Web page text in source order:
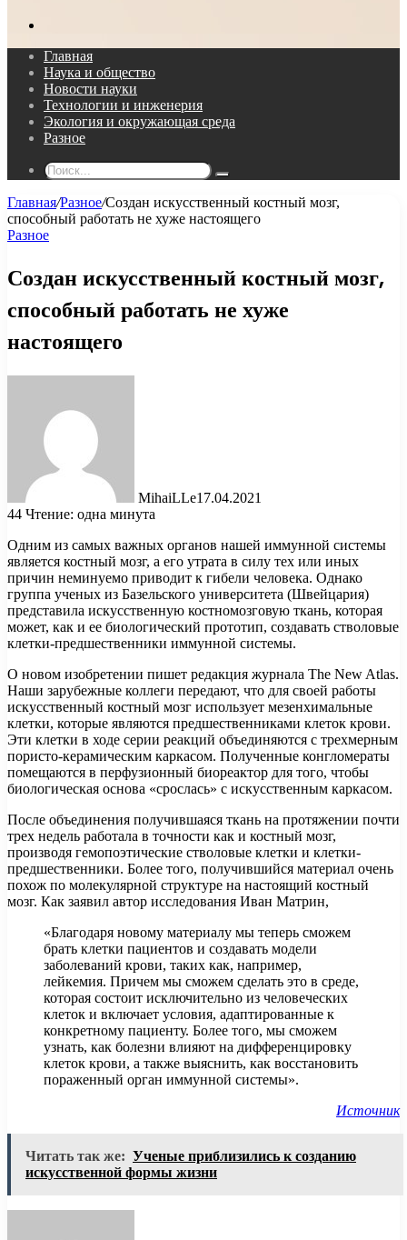
Главная
Наука и общество
Новости науки
Технологии и инженерия
Экология и окружающая среда
Разное
Поиск...
Главная/Разное/Создан искусственный костный мозг,
способный работать не хуже настоящего
Разное
Создан искусственный костный мозг,
способный работать не хуже
настоящего
MihaiLLe17.04.2021
44 Чтение: одна минута
Одним из самых важных органов нашей иммунной системы
является костный мозг, а его утрата в силу тех или иных
причин неминуемо приводит к гибели человека. Однако
группа ученых из Базельского университета (Швейцария)
представила искусственную костномозговую ткань, которая
может, как и ее биологический прототип, создавать стволовые
клетки-предшественники иммунной системы.
О новом изобретении пишет редакция журнала The New Atlas.
Наши зарубежные коллеги передают, что для своей работы
искусственный костный мозг использует мезенхимальные
клетки, которые являются предшественниками клеток крови.
Эти клетки в ходе серии реакций объединяются с трехмерным
пористо-керамическим каркасом. Полученные конгломераты
помещаются в перфузионный биореактор для того, чтобы
биологическая основа «срослась» с искусственным каркасом.
После объединения получившаяся ткань на протяжении почти
трех недель работала в точности как и костный мозг,
производя гемопоэтические стволовые клетки и клетки-
предшественники. Более того, получившийся материал очень
похож по молекулярной структуре на настоящий костный
мозг. Как заявил автор исследования Иван Матрин,
«Благодаря новому материалу мы теперь сможем
брать клетки пациентов и создавать модели
заболеваний крови, таких как, например,
лейкемия. Причем мы сможем сделать это в среде,
которая состоит исключительно из человеческих
клеток и включает условия, адаптированные к
конкретному пациенту. Более того, мы сможем
узнать, как болезни влияют на дифференцировку
клеток крови, а также выяснить, как восстановить
пораженный орган иммунной системы».
Источник
Читать так же: Ученые приблизились к созданию
искусственной формы жизни